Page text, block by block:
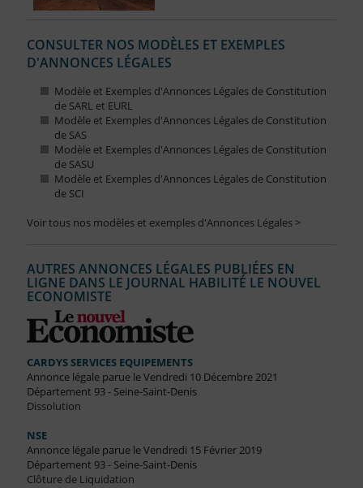
CONSULTER NOS MODÈLES ET EXEMPLES
D'ANNONCES LÉGALES
Modèle et Exemples d'Annonces Légales de Constitution
de SARL et EURL
Modèle et Exemples d'Annonces Légales de Constitution
de SAS
Modèle et Exemples d'Annonces Légales de Constitution
de SASU
Modèle et Exemples d'Annonces Légales de Constitution
de SCI
Voir tous nos modèles et exemples d'Annonces Légales >
AUTRES ANNONCES LÉGALES PUBLIÉES EN
LIGNE DANS LE JOURNAL HABILITÉ LE NOUVEL
ECONOMISTE
CARDYS SERVICES EQUIPEMENTS
Annonce légale parue le Vendredi 10 Décembre 2021
Département 93 - Seine-Saint-Denis
Dissolution
NSE
Annonce légale parue le Vendredi 15 Février 2019
Département 93 - Seine-Saint-Denis
Clôture de Liquidation